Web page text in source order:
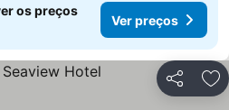
os preços
Ver preços
Partilhar